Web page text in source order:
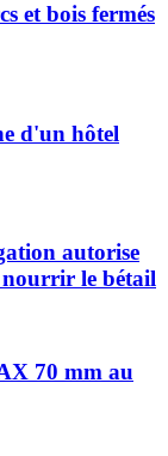
et bois fermés
d'un hôtel
autorise
nourrir le bétail
70 mm au